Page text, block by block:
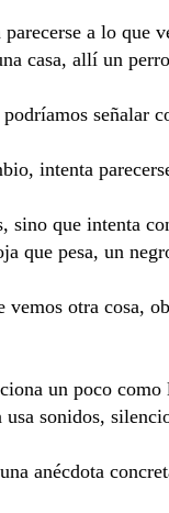
a lo que
casa, allí un
señalar
intenta
sino que intenta
que pesa, un
otra cosa,
un poco
sonidos,
anécdota